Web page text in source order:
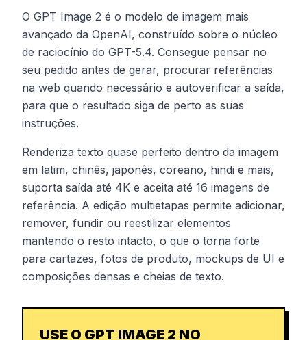
O GPT Image 2 é o modelo de imagem mais
avançado da OpenAI, construído sobre o núcleo
de raciocínio do GPT-5.4. Consegue pensar no
seu pedido antes de gerar, procurar referências
na web quando necessário e autoverificar a saída,
para que o resultado siga de perto as suas
instruções.
Renderiza texto quase perfeito dentro da imagem
em latim, chinês, japonês, coreano, hindi e mais,
suporta saída até 4K e aceita até 16 imagens de
referência. A edição multietapas permite adicionar,
remover, fundir ou reestilizar elementos
mantendo o resto intacto, o que o torna forte
para cartazes, fotos de produto, mockups de UI e
composições densas e cheias de texto.
USE O GPT IMAGE 2 NO